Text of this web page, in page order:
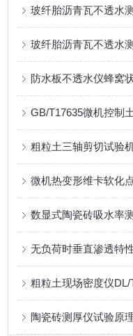
玻纤胎沥青瓦不透水
玻纤胎沥青瓦不透水
防水板不透水仪蜂窝
GB/T17635微机控制
粗粒土三轴剪切试验
微机热变形维卡软化
无负荷时垂直渗透特
粗粒土现场密度仪
陶瓷砖测厚仪试验原